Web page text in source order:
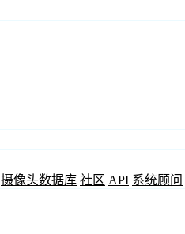
摄像头数据库 社区 API 系统顾问